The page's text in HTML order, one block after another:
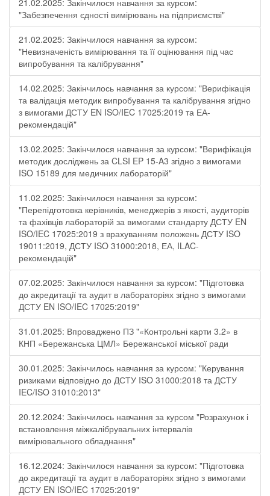
21.02.2025: Закінчилося навчання за курсом:
"Забезпечення єдності вимірювань на підприємстві"
21.02.2025: Закінчилося навчання за курсом:
"Невизначеність вимірювання та її оцінювання під час
випробування та калібрування"
14.02.2025: Закінчилось навчання за курсом: "Верифікація
та валідація методик випробування та калібрування згідно
з вимогами ДСТУ EN ISO/IEC 17025:2019 та ЕА-
рекомендацій"
13.02.2025: Закінчилося навчання за курсом: "Верифікація
методик досліджень за CLSI EP 15-A3 згідно з вимогами
ISO 15189 для медичних лабораторій"
11.02.2025: Закінчилося навчання за курсом:
"Перепідготовка керівників, менеджерів з якості, аудиторів
та фахівців лабораторій за вимогами стандарту ДСТУ EN
ISO/IEC 17025:2019 з врахуванням положень ДСТУ ISO
19011:2019, ДСТУ ISO 31000:2018, ЕА, ILAC-
рекомендацій"
07.02.2025: Закінчилося навчання за курсом: "Підготовка
до акредитації та аудит в лабораторіях згідно з вимогами
ДСТУ EN ISO/IEC 17025:2019"
31.01.2025: Впроваджено ПЗ "«Контрольні карти 3.2» в
КНП «Бережанська ЦМЛ» Бережанської міської ради
30.01.2025: Закінчилось навчання за курсом: "Керування
ризиками відповідно до ДСТУ ISO 31000:2018 та ДСТУ
IEC/ISO 31010:2013"
20.12.2024: Закінчилось навчання за курсом "Розрахунок і
встановлення міжкалібрувальних інтервалів
вимірювального обладнання"
16.12.2024: Закінчилося навчання за курсом: "Підготовка
до акредитації та аудит в лабораторіях згідно з вимогами
ДСТУ EN ISO/IEC 17025:2019"